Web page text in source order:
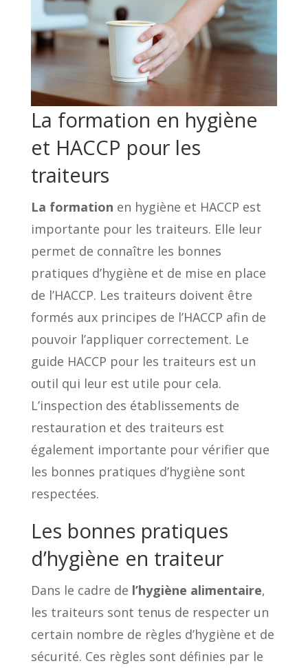
La formation en hygiène
et HACCP pour les
traiteurs
La formation en hygiène et HACCP est
importante pour les traiteurs. Elle leur
permet de connaître les bonnes
pratiques d’hygiène et de mise en place
de l’HACCP. Les traiteurs doivent être
formés aux principes de l’HACCP afin de
pouvoir l’appliquer correctement. Le
guide HACCP pour les traiteurs est un
outil qui leur est utile pour cela.
L’inspection des établissements de
restauration et des traiteurs est
également importante pour vérifier que
les bonnes pratiques d’hygiène sont
respectées.
Les bonnes pratiques
d’hygiène en traiteur
Dans le cadre de l’hygiène alimentaire,
les traiteurs sont tenus de respecter un
certain nombre de règles d’hygiène et de
sécurité. Ces règles sont définies par le